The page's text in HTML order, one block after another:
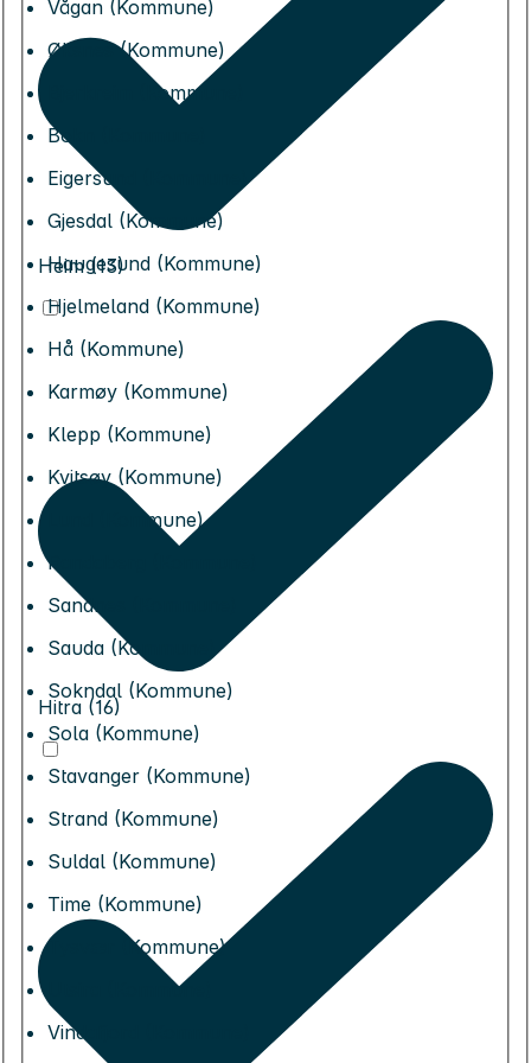
Vågan (Kommune)
Øksnes (Kommune)
Bjerkreim (Kommune)
Bokn (Kommune)
Eigersund (Kommune)
Gjesdal (Kommune)
Haugesund (Kommune)
Hjelmeland (Kommune)
Hå (Kommune)
Karmøy (Kommune)
Klepp (Kommune)
Kvitsøy (Kommune)
Lund (Kommune)
Randaberg (Kommune)
Sandnes (Kommune)
Sauda (Kommune)
Sokndal (Kommune)
Sola (Kommune)
Stavanger (Kommune)
Strand (Kommune)
Suldal (Kommune)
Time (Kommune)
Tysvær (Kommune)
Utsira (Kommune)
Vindafjord (Kommune)
Heim (13)
Hitra (16)